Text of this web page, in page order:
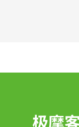
极摩